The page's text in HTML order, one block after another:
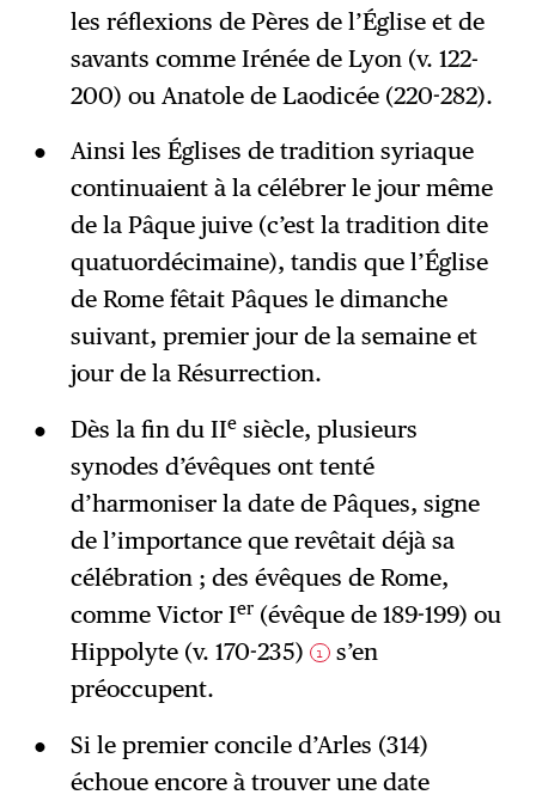
les réflexions de Pères de l’Église et de
savants comme Irénée de Lyon (v. 122-
200) ou Anatole de Laodicée (220-282).
Ainsi les Églises de tradition syriaque
continuaient à la célébrer le jour même
de la Pâque juive (c’est la tradition dite
quatuordécimaine), tandis que l’Église
de Rome fêtait Pâques le dimanche
suivant, premier jour de la semaine et
jour de la Résurrection.
Dès la fin du IIesiècle, plusieurs
synodes d’évêques ont tenté
d’harmoniser la date de Pâques, signe
de l’importance que revêtait déjà sa
célébration ; des évêques de Rome,
comme Victor Ier(évêque de 189-199) ou
Hippolyte (v. 170-235)
1 s’en
préoccupent.
Si le premier concile d’Arles (314)
échoue encore à trouver une date